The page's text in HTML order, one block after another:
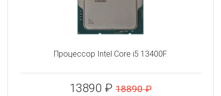
Процессор Intel Core i5 13400F
13890 ₽ 18890 ₽